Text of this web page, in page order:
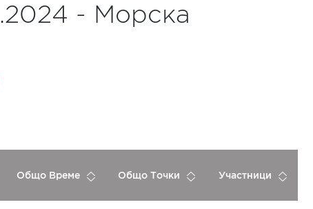
- Морска
Общо Време Общо Точки Участници